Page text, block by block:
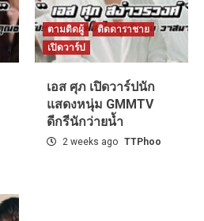
ตามติดผู้
ติดดาราชาย
เปิดวาร์ป
เอส ศุภ เปิดวาร์ปนัก
แสดงหนุ่ม GMMTV
ดีกรีนักว่ายน้ำ
2 weeks ago TTPhoo